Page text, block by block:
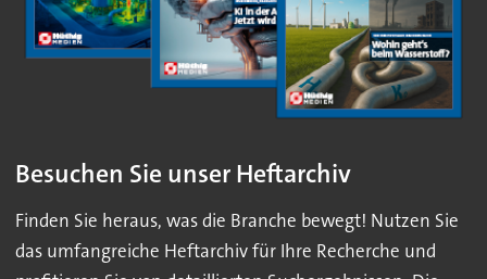
Besuchen Sie unser Heftarchiv
Finden Sie heraus, was die Branche bewegt! Nutzen Sie
das umfangreiche Heftarchiv für Ihre Recherche und